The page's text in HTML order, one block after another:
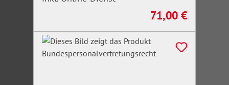
Regulärer Preis:
71,00 €